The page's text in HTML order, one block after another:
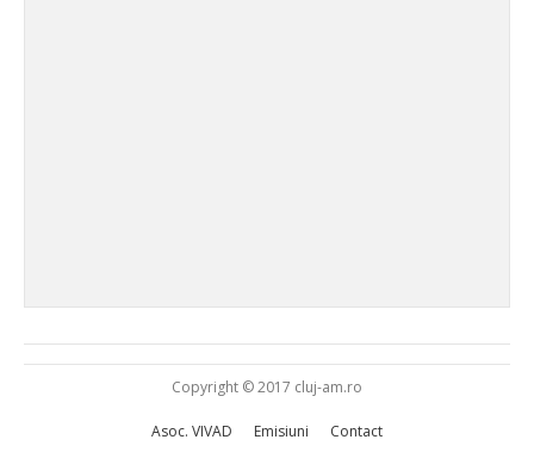
Copyright © 2017 cluj-am.ro
Asoc. VIVAD Emisiuni Contact